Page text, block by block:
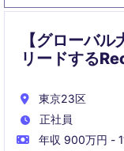
【グローバ
リードする
東京23区
正社員
年収 900万円 -